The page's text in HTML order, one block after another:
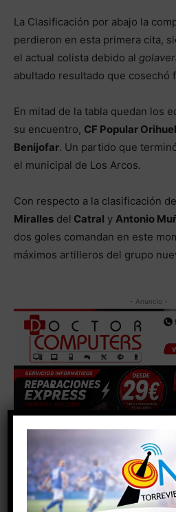
La Clasificación por abajo la
perdieron en esta primera cita,
el actual colista debido al
abultado resultado que cosechó
En mitad de la tabla quedan los
su encuentro, CF Popular
Benijofar. Un partido que
el municipal de Los Arcos.
Con respecto a la clasificación
Miralles del Catral y Antonio
dos goles comandan en este
máximos artilleros del grupo
- Anuncio -